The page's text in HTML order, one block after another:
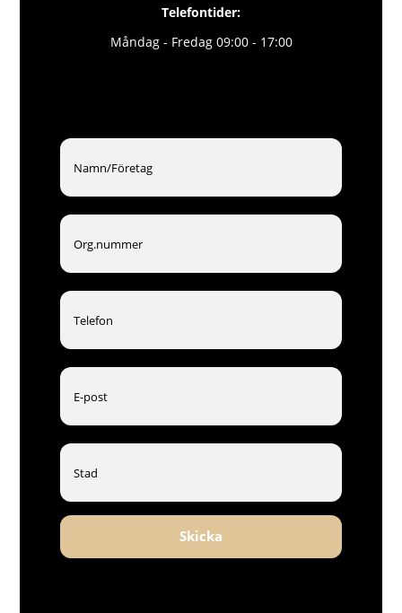
Telefontider:
Måndag - Fredag 09:00 - 17:00
Skicka